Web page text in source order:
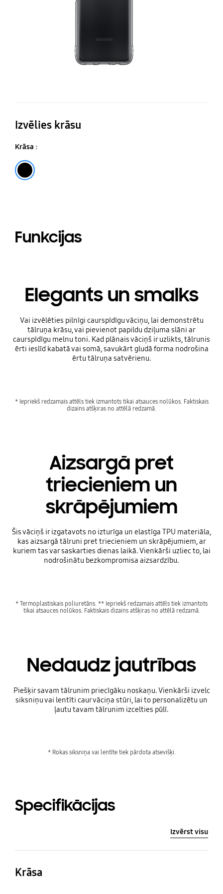
Izvēlies krāsu
Krāsa :
Funkcijas
Elegants un smalks
Vai izvēlēties pilnīgi caurspīdīgu vāciņu, lai demonstrētu
tālruņa krāsu, vai pievienot papildu dziļuma slāni ar
caurspīdīgu melnu toni. Kad plānais vāciņš ir uzlikts, tālrunis
ērti ieslīd kabatā vai somā, savukārt gludā forma nodrošina
ērtu tālruņa satvērienu.
* Iepriekš redzamais attēls tiek izmantots tikai atsauces nolūkos. Faktiskais
dizains atšķiras no attēlā redzamā.
Aizsargā pret
triecieniem un
skrāpējumiem
Šis vāciņš ir izgatavots no izturīga un elastīga TPU materiāla,
kas aizsargā tālruni pret triecieniem un skrāpējumiem, ar
kuriem tas var saskarties dienas laikā. Vienkārši uzliec to, lai
nodrošinātu bezkompromisa aizsardzību.
* Termoplastiskais poliuretāns. ** Iepriekš redzamais attēls tiek izmantots
tikai atsauces nolūkos. Faktiskais dizains atšķiras no attēlā redzamā.
Nedaudz jautrības
Piešķir savam tālrunim priecīgāku noskaņu. Vienkārši izvelc
siksniņu vai lentīti caur vāciņa stūri, lai to personalizētu un
ļautu tavam tālrunim izcelties pūlī.
* Rokas siksniņa vai lentīte tiek pārdota atsevišķi.
Specifikācijas
Izvērst visu
Krāsa